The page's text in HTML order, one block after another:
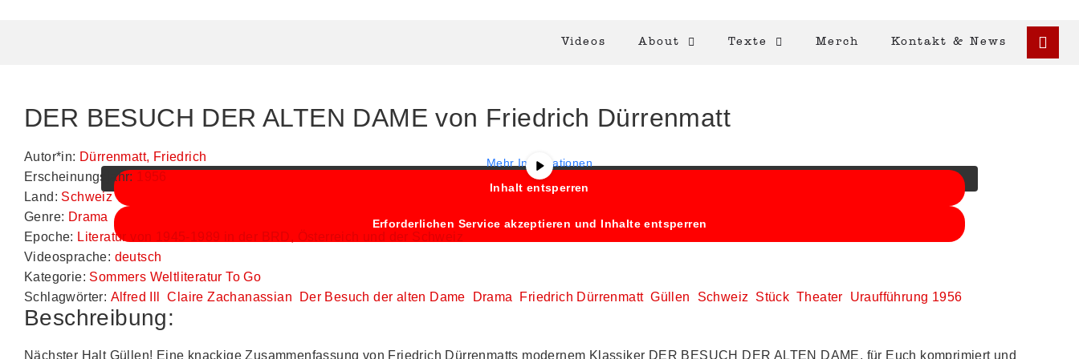
Videos About Texte Merch Kontakt & News
Sie sehen gerade einen Platzhalterinhalt vonYouTube
. Um auf den eigentlichen Inhalt zuzugreifen, klicken Sie auf die Schaltfläche unten. Bitte beachten Sie,
Mehr Informationen
Inhalt entsperren
Erforderlichen Service akzeptieren und Inhalte entsperren
DER BESUCH DER ALTEN DAME von Friedrich Dürrenmatt
Autor*in: Dürrenmatt, Friedrich
Erscheinungsjahr: 1956
Land: Schweiz
Genre: Drama
Epoche: Literatur von 1945-1989 in der BRD, Österreich und der Schweiz
Videosprache: deutsch
Kategorie: Sommers Weltliteratur To Go
Schlagwörter: Alfred Ill Claire Zachanassian Der Besuch der alten Dame Drama Friedrich Dürrenmatt Güllen Schweiz Stück Theater Uraufführung 1956
Beschreibung:
Nächster Halt Güllen! Eine knackige Zusammenfassung von Friedrich Dürrenmatts modernem Klassiker DER BESUCH DER ALTEN DAME, für Euch komprimiert und